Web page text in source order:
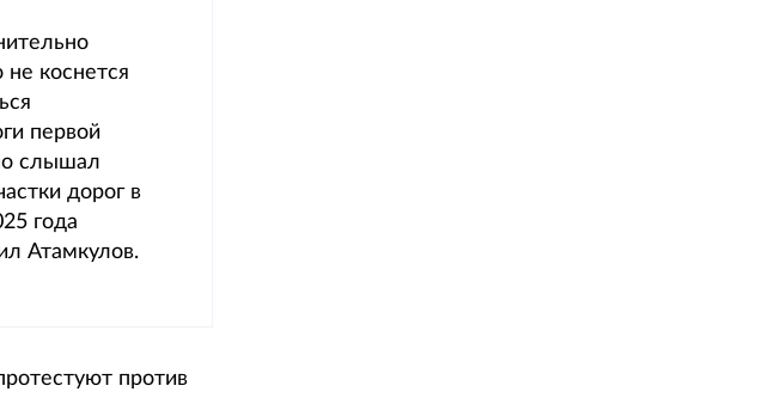
коснется
первой
слышал
дорог в
года
Атамкулов.
против